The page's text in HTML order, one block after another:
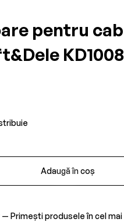
pentru
Adaugă în coș
— Primești produsele în cel